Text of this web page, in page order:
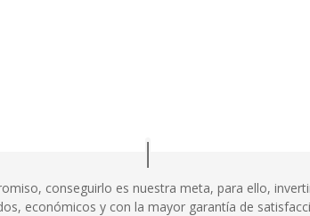
conseguirlo es nuestra meta, para ello,
económicos y con la mayor garantía de